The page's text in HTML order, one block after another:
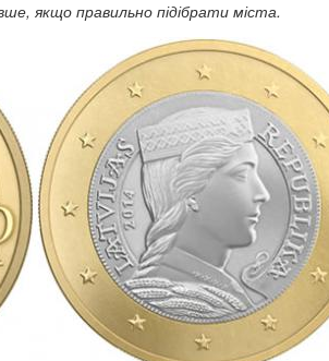
якщо правильно підібрати міста.